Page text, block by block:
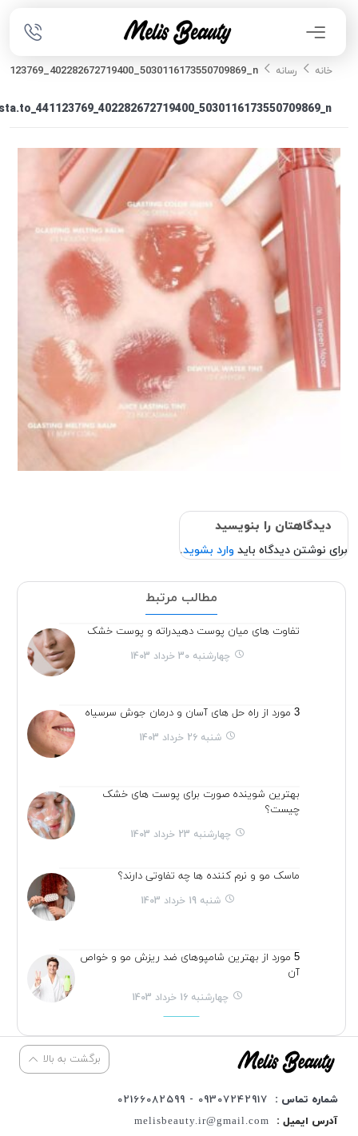
خانه رسانه
دیدگاهتان را بنویسید
برای نوشتن دیدگاه باید وارد بشوید.
مطالب مرتبط
تفاوت های میان پوست دهیدراته و پوست خشک
چهارشنبه 30 خرداد 1403
3 مورد از راه حل های آسان و درمان جوش سرسیاه
شنبه 26 خرداد 1403
بهترین شوینده صورت برای پوست های خشک
چیست؟
چهارشنبه 23 خرداد 1403
ماسک مو و نرم کننده ها چه تفاوتی دارند؟
شنبه 19 خرداد 1403
5 مورد از بهترین شامپوهای ضد ریزش مو و خواص
آن
چهارشنبه 16 خرداد 1403
برگشت به بالا
شماره تماس :
09307242917 - 02166082599
آدرس ایمیل :
melisbeauty.ir@gmail.com